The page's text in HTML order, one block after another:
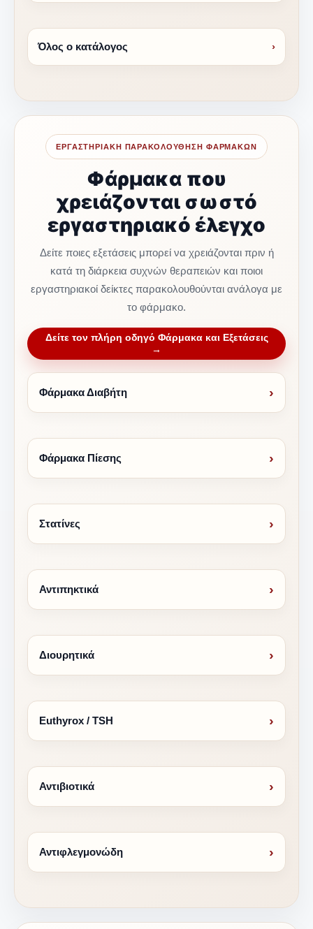
Όλος ο κατάλογος ›
ΕΡΓΑΣΤΗΡΙΑΚΗ ΠΑΡΑΚΟΛΟΥΘΗΣΗ ΦΑΡΜΑΚΩΝ
Φάρμακα που
χρειάζονται σωστό
εργαστηριακό έλεγχο
Δείτε ποιες εξετάσεις μπορεί να χρειάζονται πριν ή
κατά τη διάρκεια συχνών θεραπειών και ποιοι
εργαστηριακοί δείκτες παρακολουθούνται ανάλογα με
το φάρμακο.
Δείτε τον πλήρη οδηγό Φάρμακα και Εξετάσεις
→
Φάρμακα Διαβήτη ›
Φάρμακα Πίεσης ›
Στατίνες ›
Αντιπηκτικά ›
Διουρητικά ›
Euthyrox / TSH ›
Αντιβιοτικά ›
Αντιφλεγμονώδη ›